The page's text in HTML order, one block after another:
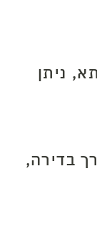
ניתן
בדירה,